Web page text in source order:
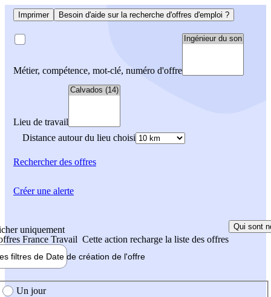
Imprimer Besoin d'aide sur la recherche d'offres d'emploi ?
Métier, compétence, mot-clé, numéro d'offre
Lieu de travail
Distance autour du lieu choisi
Rechercherdes offres
uniquement
France Travail Cette action recharge la liste des offres
Qui sont
filtres de Date de création de l'offre
création de l'offre
Un jour
Créer une alerte